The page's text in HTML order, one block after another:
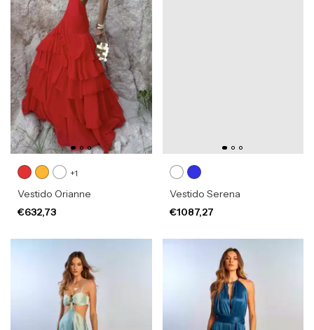
+1
Vestido Orianne
€632,73
Vestido Serena
€1087,27